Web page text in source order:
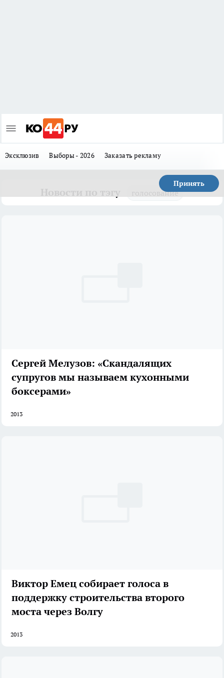
Эксклюзив Выборы - 2026 Заказать рекламу
Принять
голосование
Сергей Мелузов: «Скандалящих
супругов мы называем кухонными
боксерами»
2013
Виктор Емец собирает голоса в
поддержку строительства второго
моста через Волгу
2013